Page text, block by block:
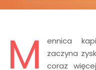
M
ennica
zaczyna
coraz